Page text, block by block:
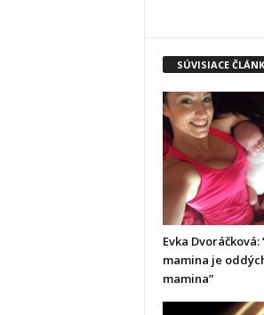
SÚVISIACE
Evka Dvoráčková:
mamina je
mamina”